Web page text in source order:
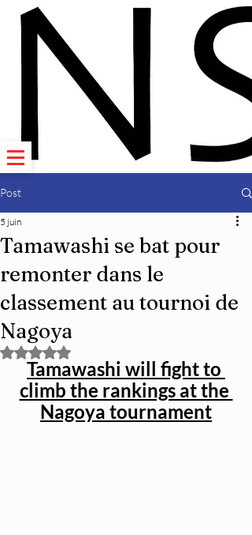
Post
Tamawashi se bat pour
remonter dans le
classement au tournoi de
Nagoya
5 juin
Noté NaN étoiles sur 5.
Tamawashi will fight to
climb the rankings at the
Nagoya tournament